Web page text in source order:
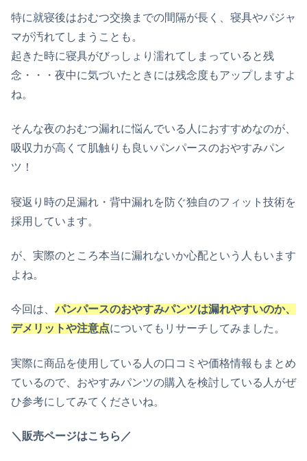
特に就寝後はおむつ交換までの間隔が長く、寝具やパジャ
マが汚れてしまうことも。
起きた時に寝具がびっしょり濡れてしまっていると残
念・・・夜中に気づいたときには残念度もアップしますよ
ね。
そんな夜のおむつ漏れに悩んでいる人におすすめなのが、
吸収力が高くて肌触りも良いパンパースのおやすみパン
ツ！
寝返り時の足漏れ・背中漏れを防ぐ独自のフィット技術を
採用しています。
が、実際のところ本当に漏れないか心配という人もいます
よね。
今回は、 パンパースのおやすみパンツは漏れやすいのか、
デメリットや注意点についてもリサーチしてみました。
実際に商品を使用している人の口コミや価格情報もまとめ
ているので、おやすみパンツの購入を検討している人がぜ
ひ参考にしてみてくださいね。
＼販売ページはこちら／